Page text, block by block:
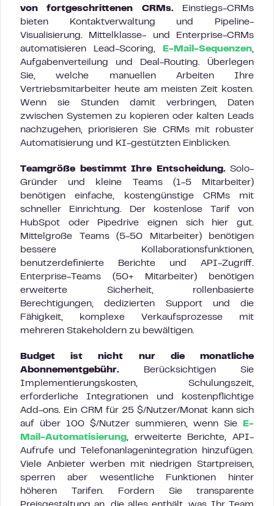
von fortgeschrittenen CRMs.Einstiegs-CRMs
bieten Kontaktverwaltung und Pipeline-
Visualisierung. Mittelklasse- und Enterprise-CRMs
automatisieren Lead-Scoring,
E-Mail-Sequenzen,
Aufgabenverteilung und Deal-Routing. Überlegen
Sie, welche manuellen Arbeiten Ihre
Vertriebsmitarbeiter heute am meisten Zeit kosten.
Wenn sie Stunden damit verbringen, Daten
zwischen Systemen zu kopieren oder kalten Leads
nachzugehen, priorisieren Sie CRMs mit robuster
Automatisierung und KI-gestützten Einblicken.
Teamgröße bestimmt Ihre Entscheidung.Solo-
Gründer und kleine Teams (1-5 Mitarbeiter)
benötigen einfache, kostengünstige CRMs mit
schneller Einrichtung. Der kostenlose Tarif von
HubSpot oder Pipedrive eignen sich hier gut.
Mittelgroße Teams (5-50 Mitarbeiter) benötigen
bessere Kollaborationsfunktionen,
benutzerdefinierte Berichte und API-Zugriff.
Enterprise-Teams (50+ Mitarbeiter) benötigen
erweiterte Sicherheit, rollenbasierte
Berechtigungen, dedizierten Support und die
Fähigkeit, komplexe Verkaufsprozesse mit
mehreren Stakeholdern zu bewältigen.
Budget ist nicht nur die monatliche
Abonnementgebühr. Berücksichtigen Sie
Implementierungskosten, Schulungszeit,
erforderliche Integrationen und kostenpflichtige
Add-ons. Ein CRM für 25 $/Nutzer/Monat kann sich
auf über 100 $/Nutzer summieren, wenn Sie
E-
Mail-Automatisierung, erweiterte Berichte, API-
Aufrufe und Telefonanlagenintegration hinzufügen.
Viele Anbieter werben mit niedrigen Startpreisen,
sperren aber wesentliche Funktionen hinter
höheren Tarifen. Fordern Sie transparente